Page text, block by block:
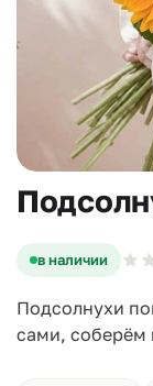
в наличии
Подсолнухи
сами, соберём